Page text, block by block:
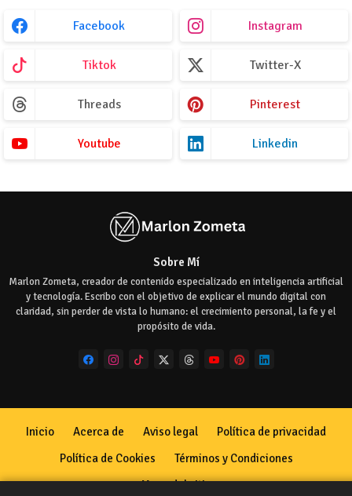
Facebook Instagram
Tiktok Twitter-X
Threads Pinterest
Youtube Linkedin
Sobre Mí
Marlon Zometa, creador de contenido especializado en inteligencia artificial
y tecnología. Escribo con el objetivo de explicar el mundo digital con
claridad, sin perder de vista lo humano: el crecimiento personal, la fe y el
propósito de vida.
Inicio Acerca de Aviso legal
Política de privacidad
Política de Cookies
Términos y Condiciones
Mapa del sitio